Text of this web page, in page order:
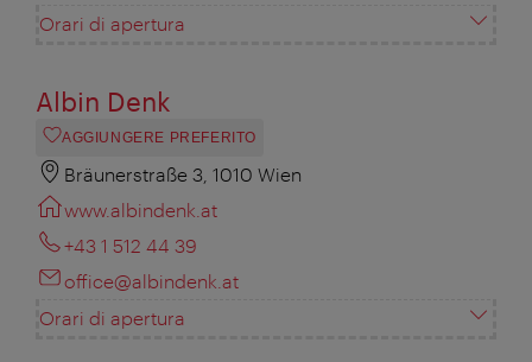
Orari di apertura
Albin Denk
AGGIUNGERE PREFERITO
Bräunerstraße 3, 1010 Wien
www.albindenk.at
+43 1 512 44 39
office@albindenk.at
Orari di apertura